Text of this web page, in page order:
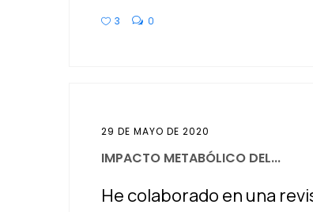
3 0
29 DE MAYO DE 2020
IMPACTO METABÓLICO DEL...
He colaborado en una